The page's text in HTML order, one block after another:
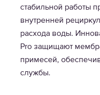
стабильной работы
внутренней
расхода воды.
Pro защищают
примесей,
службы.